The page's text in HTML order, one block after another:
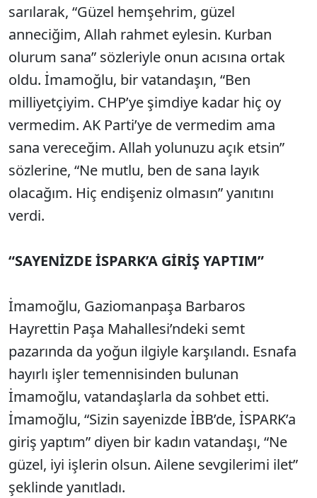
sarılarak, “Güzel hemşehrim, güzel
anneciğim, Allah rahmet eylesin. Kurban
olurum sana” sözleriyle onun acısına ortak
oldu. İmamoğlu, bir vatandaşın, “Ben
milliyetçiyim. CHP’ye şimdiye kadar hiç oy
vermedim. AK Parti’ye de vermedim ama
sana vereceğim. Allah yolunuzu açık etsin”
sözlerine, “Ne mutlu, ben de sana layık
olacağım. Hiç endişeniz olmasın” yanıtını
verdi.
“SAYENİZDE İSPARK’A GİRİŞ YAPTIM”
İmamoğlu, Gaziomanpaşa Barbaros
Hayrettin Paşa Mahallesi’ndeki semt
pazarında da yoğun ilgiyle karşılandı. Esnafa
hayırlı işler temennisinden bulunan
İmamoğlu, vatandaşlarla da sohbet etti.
İmamoğlu, “Sizin sayenizde İBB’de, İSPARK’a
giriş yaptım” diyen bir kadın vatandaşı, “Ne
güzel, iyi işlerin olsun. Ailene sevgilerimi ilet”
şeklinde yanıtladı.